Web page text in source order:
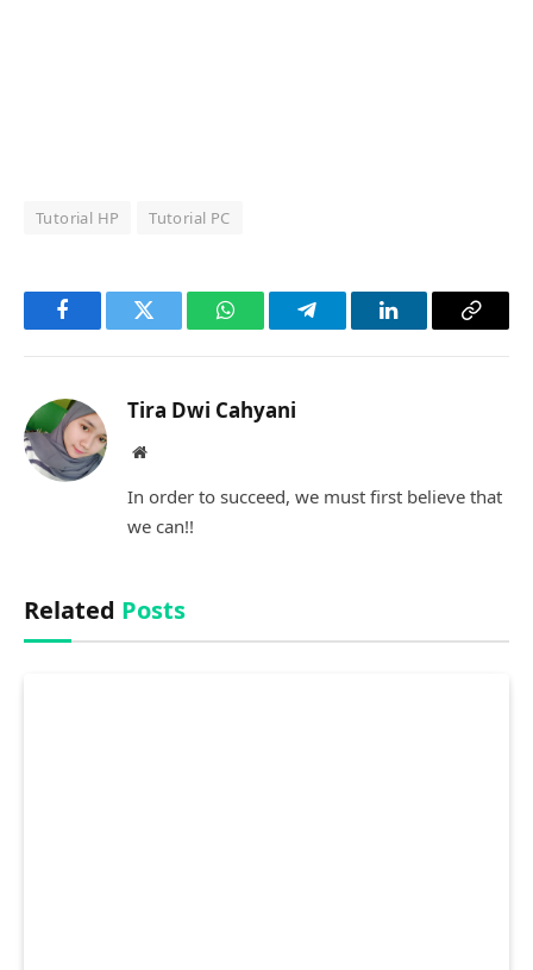
Tutorial HP Tutorial PC
FacebookTwitter WhatsAppTelegramLinkedInCopy
Tira Dwi Cahyani
Website
In order to succeed, we must first believe that
we can!!
Related Posts